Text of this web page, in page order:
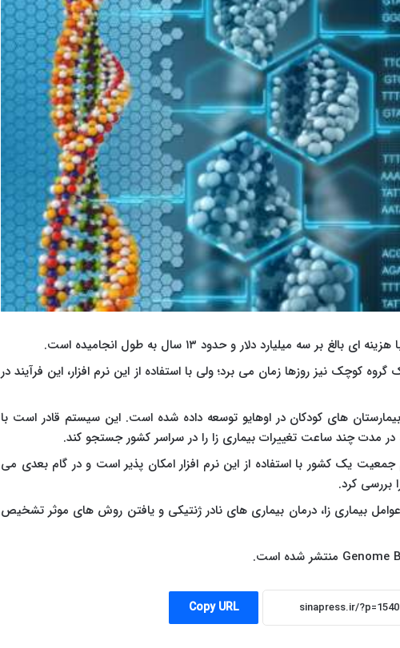
بر سه میلیارد دلار و حدود ۱۳ سال به طول انجامیده است.
کوچک نیز روزها زمان می برد؛ ولی با استفاده از این نرم افزار، این فرآیند در
های کودکان در اوهایو توسعه داده شده است. این سیستم قادر است با
در مدت چند ساعت تغییرات بیماری زا را در سراسر کشور جستجو کند.
جمعیت یک کشور با استفاده از این نرم افزار امکان پذیر است و در گام بعدی می
بررسی کرد.
عوامل بیماری زا، درمان بیماری های نادر ژنتیکی و یافتن روش های موثر تشخیص
Copy URL